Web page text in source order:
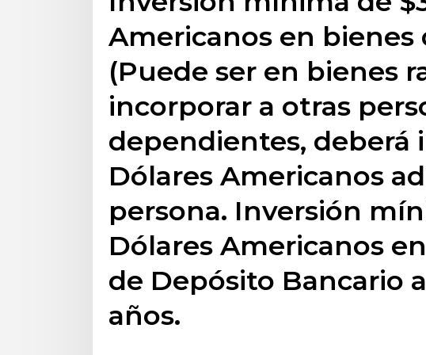
Americanos en bienes
(Puede ser en bienes
incorporar a otras
dependientes, deberá
Dólares Americanos
persona. Inversión
Dólares Americanos
de Depósito Bancario
años.